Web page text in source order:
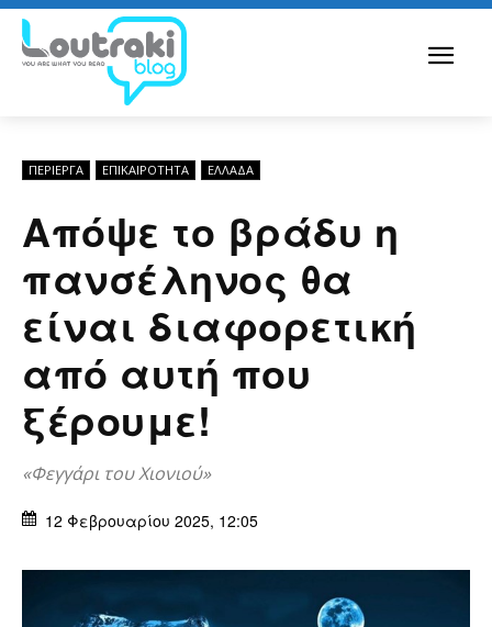
ΠΕΡΊΕΡΓΑ ΕΠΙΚΑΙΡΟΤΗΤΑ ΕΛΛΆΔΑ
Απόψε το βράδυ η
πανσέληνος θα
είναι διαφορετική
από αυτή που
ξέρουμε!
«Φεγγάρι του Χιονιού»
12 Φεβρουαρίου 2025, 12:05